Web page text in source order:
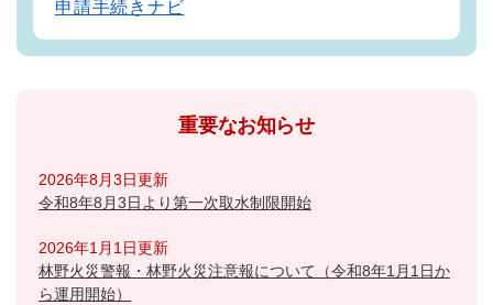
申請手続きナビ
重要なお知らせ
2026年8月3日更新
令和8年8月3日より第一次取水制限開始
2026年1月1日更新
林野火災警報・林野火災注意報について（令和8年1月1日か
ら運用開始）